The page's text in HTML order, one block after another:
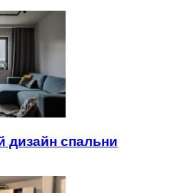
спальни